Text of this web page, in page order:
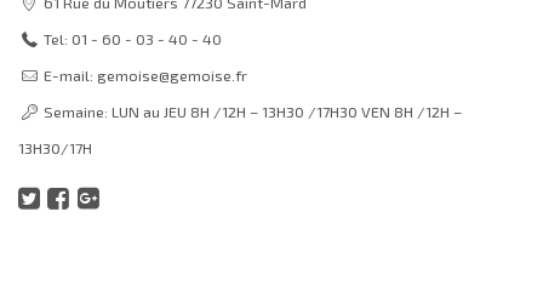
Tel: 01 - 60 - 03 - 40 - 40
E-mail: gemoise@gemoise.fr
Semaine: LUN au JEU 8H /12H – 13H30 /17H30 VEN 8H /12H –
13H30/17H